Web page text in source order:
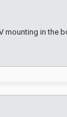
mounting in the